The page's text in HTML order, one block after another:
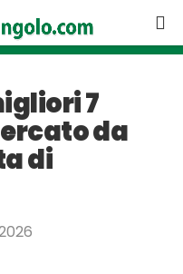
7
da
di